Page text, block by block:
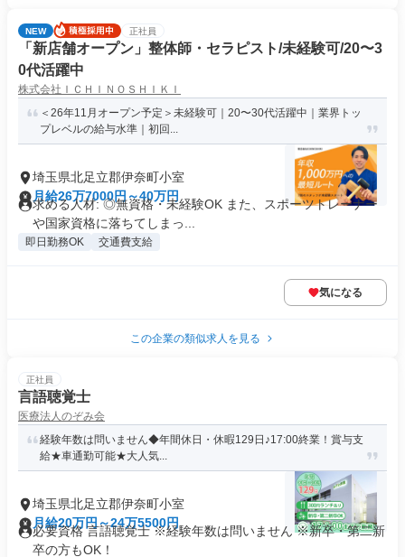
NEW 正社員
「新店舗オープン」整体師・セラピスト/未経験可/20〜3
0代活躍中
株式会社ＩＣＨＩＮＯＳＨＩＫＩ
＜26年11月オープン予定＞未経験可｜20〜30代活躍中｜業界トッ
プレベルの給与水準｜初回...
埼玉県北足立郡伊奈町小室
月給26万7000円～40万円
求める人材: ◎無資格・未経験OK また、スポーツトレーナー
や国家資格に落ちてしまっ...
即日勤務OK 交通費支給
気になる
この企業の類似求人を見る
正社員
言語聴覚士
医療法人のぞみ会
経験年数は問いません◆年間休日・休暇129日♪17:00終業！賞与支
給★車通勤可能★大人気...
埼玉県北足立郡伊奈町小室
月給20万円～24万5500円
必要資格 言語聴覚士 ※経験年数は問いません ※新卒・第二新
卒の方もOK！